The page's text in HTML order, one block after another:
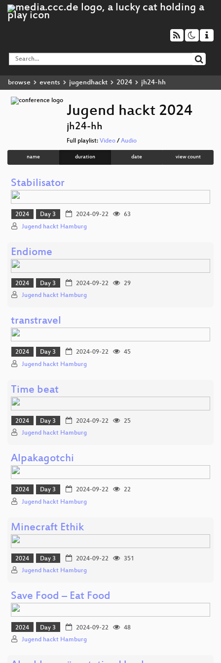
browse events jugendhackt 2024 jh24-hh
Jugend hackt 2024
jh24-hh
Full playlist: Video / Audio
name duration date view count
Stabilisator
2024 Day 3 2024-09-22
63
Jugend hackt Hamburg
Endiome
2024 Day 3 2024-09-22
29
Jugend hackt Hamburg
transtravel
2024 Day 3 2024-09-22
45
Jugend hackt Hamburg
Time beat
2024 Day 3 2024-09-22
25
Jugend hackt Hamburg
Alpakagotchi
2024 Day 3 2024-09-22
22
Jugend hackt Hamburg
Minecraft Ethik
2024 Day 3 2024-09-22
351
Jugend hackt Hamburg
Save Food – Eat Food
2024 Day 3 2024-09-22
48
Jugend hackt Hamburg